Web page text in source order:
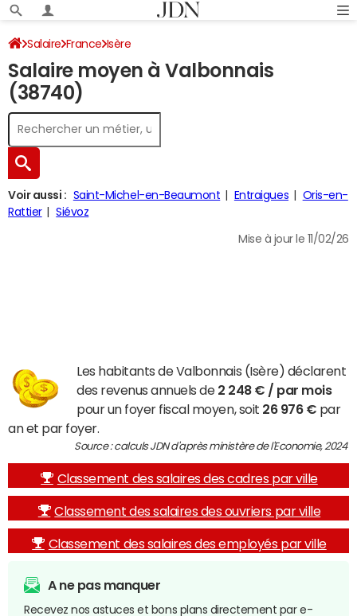
Salaire France Isère
Salaire moyen à Valbonnais
(38740)
Voir aussi : Saint-Michel-en-Beaumont Entraigues
Oris-en-
Rattier
Siévoz
Mise à jour le 11/02/26
Les habitants de Valbonnais (Isère) déclarent
des revenus annuels de 2 248 € / par mois
pour un foyer fiscal moyen, soit 26 976 € par
an et par foyer.
Source : calculs JDN d'après ministère de l'Economie, 2024
Classement des salaires des cadres par ville
Classement des salaires des ouvriers par ville
Classement des salaires des employés par ville
A ne pas manquer
Recevez nos astuces et bons plans directement par e-